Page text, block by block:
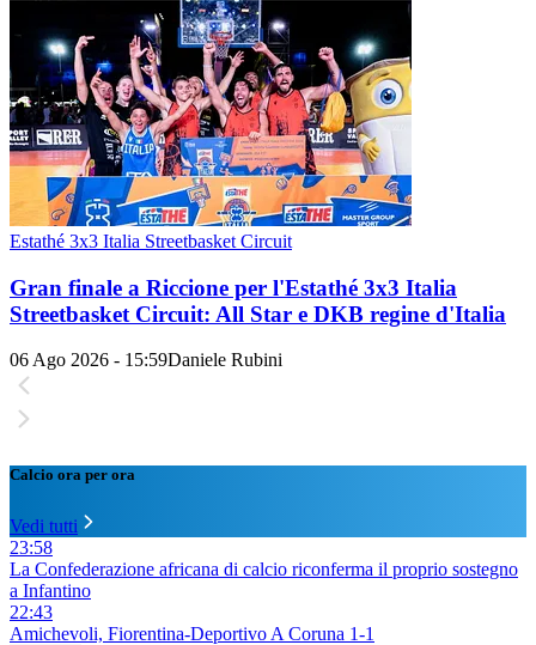
Estathé 3x3 Italia Streetbasket Circuit
Gran finale a Riccione per l'Estathé 3x3 Italia
Streetbasket Circuit: All Star e DKB regine d'Italia
06 Ago 2026 - 15:59Daniele Rubini
Calcio ora per ora
Vedi tutti
23:58
La Confederazione africana di calcio riconferma il proprio sostegno
a Infantino
22:43
Amichevoli, Fiorentina-Deportivo A Coruna 1-1